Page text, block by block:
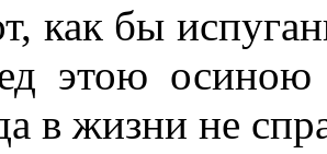
как бы
этою
в жизни не